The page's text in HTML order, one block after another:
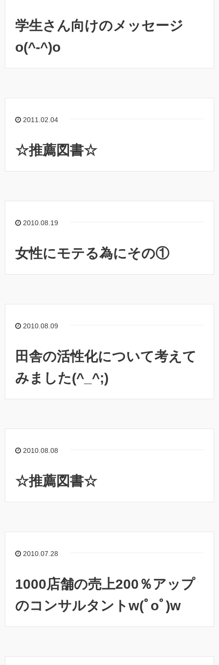
学生さん向けのメッセージ
o(^-^)o
2011.02.04
☆推薦図書☆
2010.08.19
女性にモテる為にその①
2010.08.09
田舎の活性化について考えて
みました(^_^;)
2010.08.08
☆推薦図書☆
2010.07.28
1000店舗の売上200％アップ
のコンサルタントw(ﾟoﾟ)w